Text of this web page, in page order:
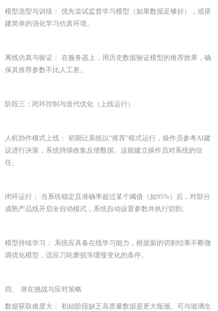
模型选型与训练： 优先尝试监督学习模型（如果数据足够好），或搭
建简单的强化学习仿真环境。
离线仿真与验证： 在服务器上，用历史数据验证模型的推荐效果，确
保其推荐参数不比人工差。
阶段三：闭环控制与迭代优化（上线运行）
人机协作模式上线： 初期让系统以“推荐”模式运行，操作员参考AI建
议进行决策，系统持续收集反馈数据。这能建立操作员对系统的信
任。
闭环运行： 当系统稳定且准确率超过某个阈值（如95%）后，对部分
成熟产品线开启全自动模式，系统自动设置参数并执行切割。
模型持续学习： 系统应具备在线学习能力，根据新的切割结果不断微
调优化模型，适应刀轮磨损等缓慢变化的条件。
四、 潜在挑战与应对策略
数据获取难度大： 初始阶段缺乏高质量数据是更大瓶颈。可与玻璃生